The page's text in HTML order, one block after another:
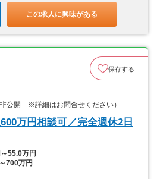
この求人に興味がある
保存する
公開 ※詳細はお問合せください）
万円相談可／完全週休2日
～55.0万円
700万円